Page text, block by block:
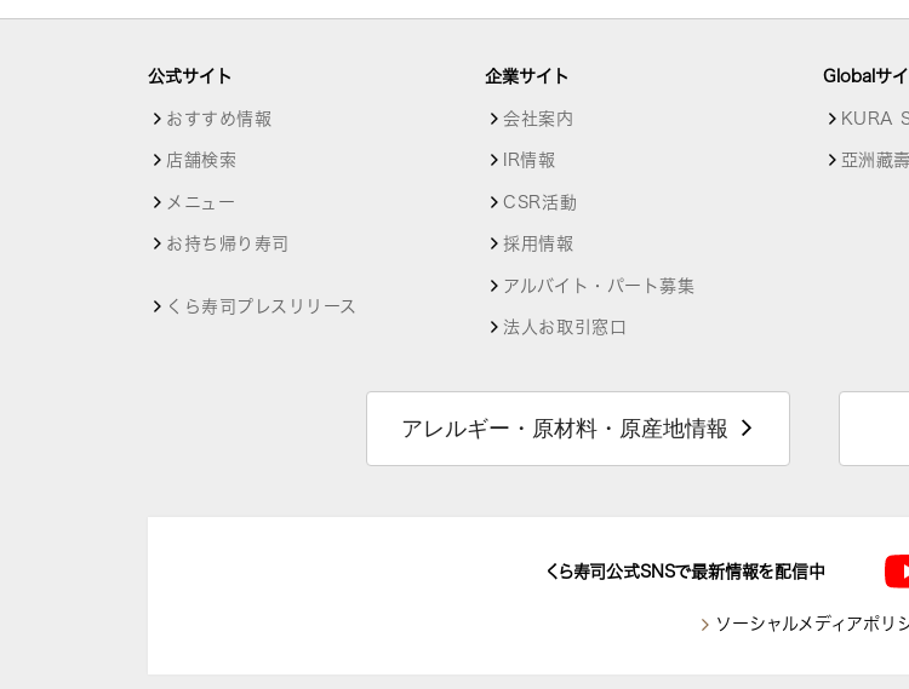
公式サイト
おすすめ情報
店舗検索
メニュー
お持ち帰り寿司
くら寿司プレスリリース
企業サイト
会社案内
IR情報
CSR活動
採用情報
アルバイト・パート募集
法人お取引窓口
Globalサ
KURA
亞洲藏
アレルギー・原材料・原産地情報
くら寿司公式SNSで最新情報を配信中
ソーシャルメディアポリ